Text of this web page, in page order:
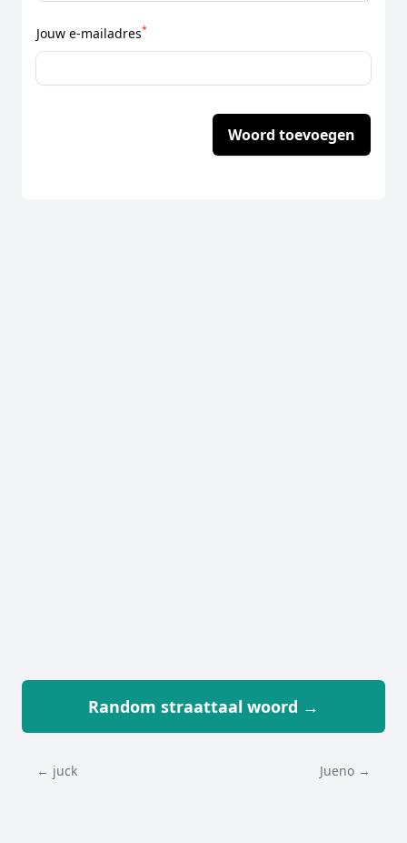
Jouw e-mailadres*
Woord toevoegen
Random straattaal woord →
← juck Jueno →